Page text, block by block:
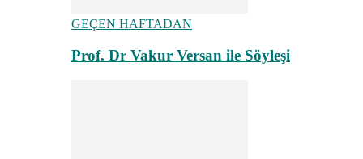
GEÇEN HAFTADAN
Prof. Dr Vakur Versan ile Söyleşi